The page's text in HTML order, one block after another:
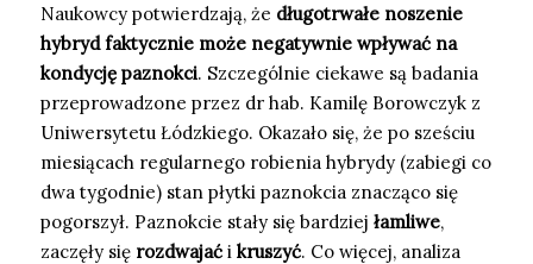
Naukowcy potwierdzają, że długotrwałe noszenie
hybryd faktycznie może negatywnie wpływać na
kondycję paznokci. Szczególnie ciekawe są badania
przeprowadzone przez dr hab. Kamilę Borowczyk z
Uniwersytetu Łódzkiego. Okazało się, że po sześciu
miesiącach regularnego robienia hybrydy (zabiegi co
dwa tygodnie) stan płytki paznokcia znacząco się
pogorszył. Paznokcie stały się bardziej łamliwe,
zaczęły się rozdwajać i kruszyć. Co więcej, analiza